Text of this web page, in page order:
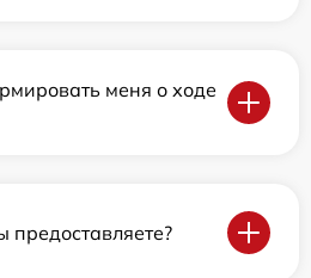
меня о ходе